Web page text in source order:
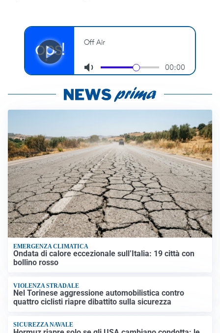
EMERGENZA CLIMATICA
Ondata di calore eccezionale sull’Italia: 19 città con
bollino rosso
VIOLENZA STRADALE
Nel Torinese aggressione automobilistica contro
quattro ciclisti riapre dibattito sulla sicurezza
SICUREZZA NAVALE